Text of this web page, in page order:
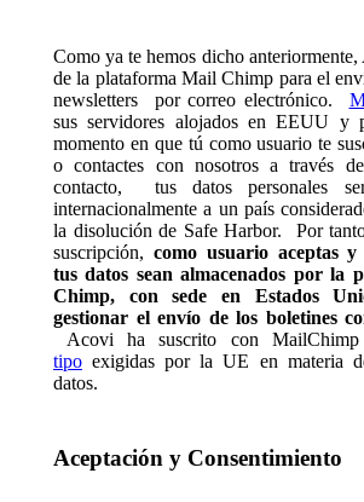
Como ya te hemos dicho anteriormente,
de la plataforma Mail Chimp para el
newsletters por correo electrónico.
sus servidores alojados en EEUU y
momento en que tú como usuario te
o contactes con nosotros a través
contacto, tus datos personales
internacionalmente a un país
la disolución de Safe Harbor. Por
suscripción, como usuario aceptas y
tus datos sean almacenados por la
Chimp, con sede en Estados
gestionar el envío de los boletines
Acovi ha suscrito con
tipo exigidas por la UE en materia
datos.
Aceptación y Consentimiento